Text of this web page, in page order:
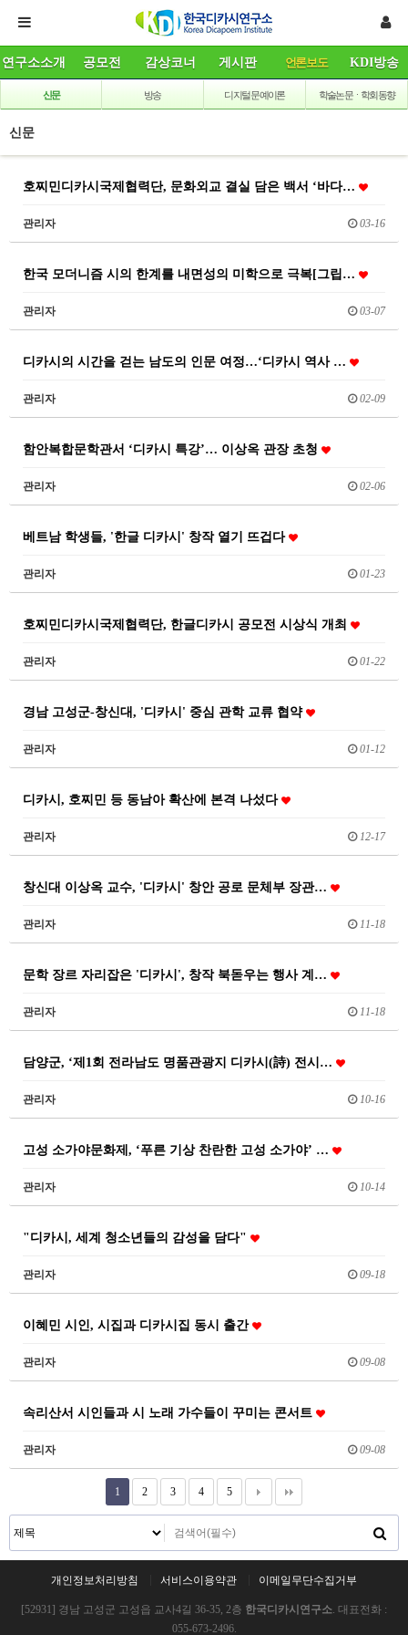
연구소소개 공모전 감상코너 게시판 언론보도 KDI방송
신문 방송 디지털 문예이론 학술논문ㆍ학회동향
신문
호찌민디카시국제협력단, 문화외교 결실 담은 백서 ‘바다…
관리자 03-16
한국 모더니즘 시의 한계를 내면성의 미학으로 극복[그립…
관리자 03-07
디카시의 시간을 걷는 남도의 인문 여정…‘디카시 역사 …
관리자 02-09
함안복합문학관서 ‘디카시 특강’… 이상옥 관장 초청
관리자 02-06
베트남 학생들, '한글 디카시' 창작 열기 뜨겁다
관리자 01-23
호찌민디카시국제협력단, 한글디카시 공모전 시상식 개최
관리자 01-22
경남 고성군-창신대, '디카시' 중심 관학 교류 협약
관리자 01-12
디카시, 호찌민 등 동남아 확산에 본격 나섰다
관리자 12-17
창신대 이상옥 교수, '디카시' 창안 공로 문체부 장관…
관리자 11-18
문학 장르 자리잡은 '디카시', 창작 북돋우는 행사 계…
관리자 11-18
담양군, ‘제1회 전라남도 명품관광지 디카시(詩) 전시…
관리자 10-16
고성 소가야문화제, ‘푸른 기상 찬란한 고성 소가야’ …
관리자 10-14
"디카시, 세계 청소년들의 감성을 담다"
관리자 09-18
이혜민 시인, 시집과 디카시집 동시 출간
관리자 09-08
속리산서 시인들과 시 노래 가수들이 꾸미는 콘서트
관리자 09-08
1 2 3 4 5
개인정보처리방침 서비스이용약관 이메일무단수집거부
[52931] 경남 고성군 고성읍 교사4길 36-35, 2층 한국디카시연구소. 대표전화 :
055-673-2496.